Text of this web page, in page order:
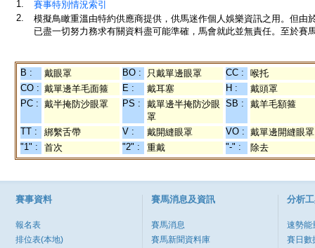
1.
賽事特別情況索引
2.
模擬鳥瞰重溫由特約供應商提供，供馬迷作個人娛樂資訊之用。但
已盡一切努力務求有關資料盡可能準確，馬會就此並無責任。至於賽
B : 戴眼罩 BO : 只戴單邊眼罩 CC :
喉托
CO : 戴單邊羊毛面箍 E : 戴耳塞 H :
戴頭罩
PC : 戴半掩防沙眼罩 PS :
戴單邊半掩防沙眼
罩
SB : 戴羊毛額箍
TT : 綁繫舌帶 V : 戴開縫眼罩 VO : 戴單邊開縫眼罩
"1" :
首次 "2" : 重戴 "-" : 除去
賽事資料
報名表
排位表(本地)
賽馬消息及資訊
賽馬消息
賽馬新聞資料庫
分析
速勢能
賽日數